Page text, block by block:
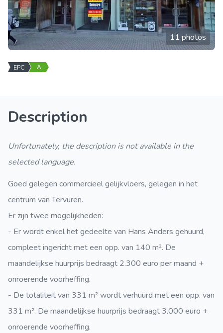
11 photos
EPC A
Description
Unfortunately, the description is not available in the
selected language.
Goed gelegen commercieel gelijkvloers, gelegen in het
centrum van Tervuren.
Er zijn twee mogelijkheden:
- Er wordt enkel het gedeelte van Hans Anders gehuurd,
compleet ingericht met een opp. van 140 m². De
maandelijkse huurprijs bedraagt 2.300 euro per maand +
onroerende voorheffing.
- De totaliteit van 331 m² wordt verhuurd met een opp. van
331 m². De maandelijkse huurprijs bedraagt 3.000 euro +
onroerende voorheffing.